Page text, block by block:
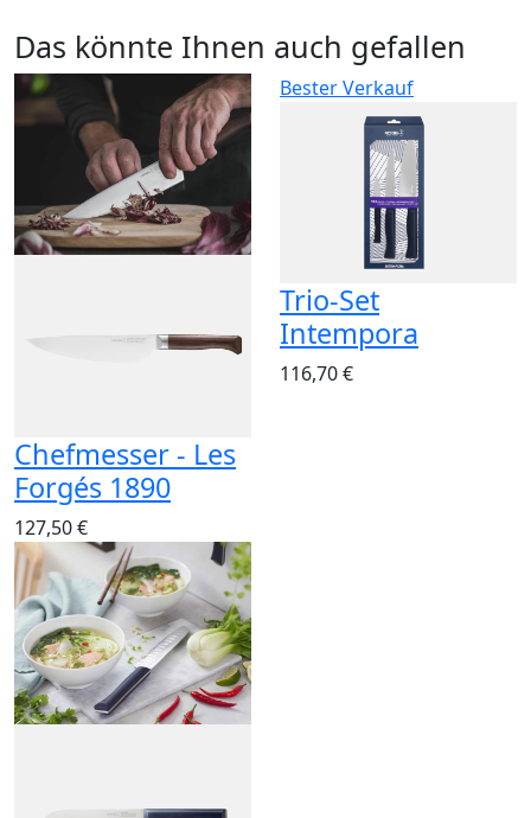
Das könnte Ihnen auch gefallen
Chefmesser - Les
Forgés 1890
127,50 €
Bester Verkauf
Trio-Set
Intempora
116,70 €